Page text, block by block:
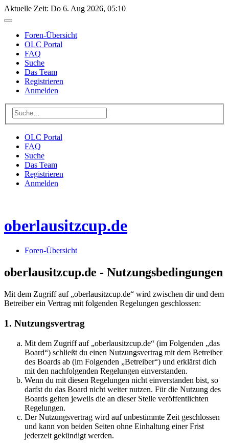
Aktuelle Zeit: Do 6. Aug 2026, 05:10
Foren-Übersicht
OLC Portal
FAQ
Suche
Das Team
Registrieren
Anmelden
OLC Portal
FAQ
Suche
Das Team
Registrieren
Anmelden
oberlausitzcup.de
Foren-Übersicht
oberlausitzcup.de - Nutzungsbedingungen
Mit dem Zugriff auf „oberlausitzcup.de“ wird zwischen dir und dem
Betreiber ein Vertrag mit folgenden Regelungen geschlossen:
1. Nutzungsvertrag
Mit dem Zugriff auf „oberlausitzcup.de“ (im Folgenden „das
Board“) schließt du einen Nutzungsvertrag mit dem Betreiber
des Boards ab (im Folgenden „Betreiber“) und erklärst dich
mit den nachfolgenden Regelungen einverstanden.
Wenn du mit diesen Regelungen nicht einverstanden bist, so
darfst du das Board nicht weiter nutzen. Für die Nutzung des
Boards gelten jeweils die an dieser Stelle veröffentlichten
Regelungen.
Der Nutzungsvertrag wird auf unbestimmte Zeit geschlossen
und kann von beiden Seiten ohne Einhaltung einer Frist
jederzeit gekündigt werden.